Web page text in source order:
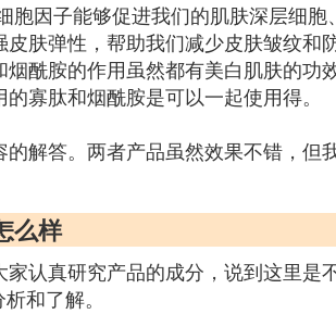
因子能够促进我们的肌肤深层细
肤弹性，帮助我们减少皮肤皱纹
酰胺的作用虽然都有美白肌肤的
寡肽和烟酰胺是可以一起使用得。
解答。两者产品虽然效果不错，但
么样
认真研究产品的成分，说到这里
和了解。